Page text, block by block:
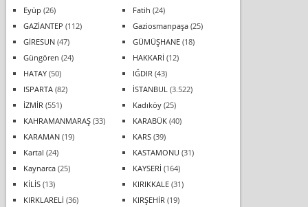
Eyüp (26) Fatih (24)
GAZİANTEP (112) Gaziosmanpaşa(25)
GİRESUN(47) GÜMÜŞHANE(18)
Güngören (24) HAKKARİ (12)
HATAY(50) IĞDIR (43)
ISPARTA(82) İSTANBUL (3.522)
İZMİR (551) Kadıköy(25)
KAHRAMANMARAŞ(33) KARABÜK(40)
KARAMAN(19) KARS(39)
Kartal (24) KASTAMONU (31)
Kaynarca(25) KAYSERİ (164)
KİLİS(13) KIRIKKALE(31)
KIRKLARELİ (36) KIRŞEHİR (19)